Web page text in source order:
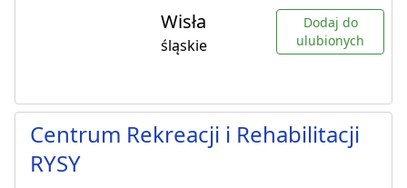
Wisła
śląskie
Dodaj do
ulubionych
Centrum Rekreacji i Rehabilitacji
RYSY